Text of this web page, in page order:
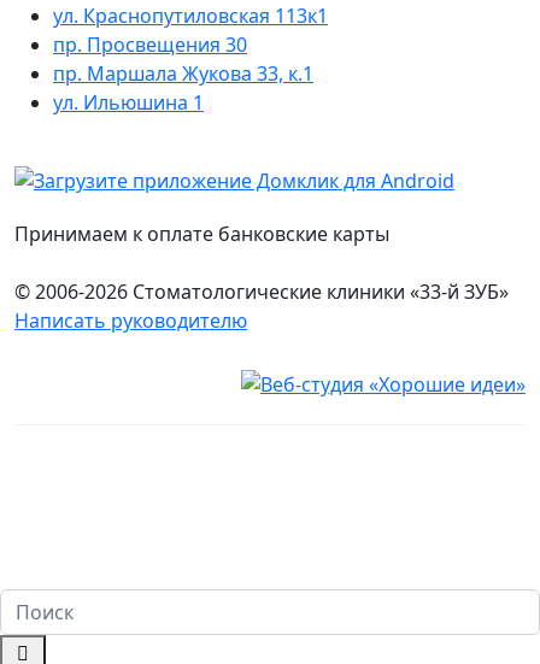
ул. Краснопутиловская 113к1
пр. Просвещения 30
пр. Маршала Жукова 33, к.1
ул. Ильюшина 1
Принимаем к оплате банковские карты
© 2006-2026 Стоматологические клиники «33-й ЗУБ»
Написать руководителю